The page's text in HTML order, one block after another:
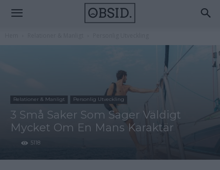
Relationer & Manligt Personlig Utveckling
3 Små Saker Som Säger Väldigt
Mycket Om En Mans Karaktär
5118